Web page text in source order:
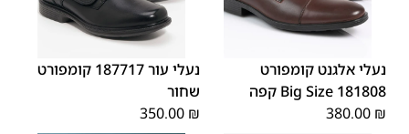
נעלי אלגנט קומפורט
181808 Big Size קפה
380.00 ₪
40
41
42
43
נעלי עור 187717 קומפורט
שחור
350.00 ₪